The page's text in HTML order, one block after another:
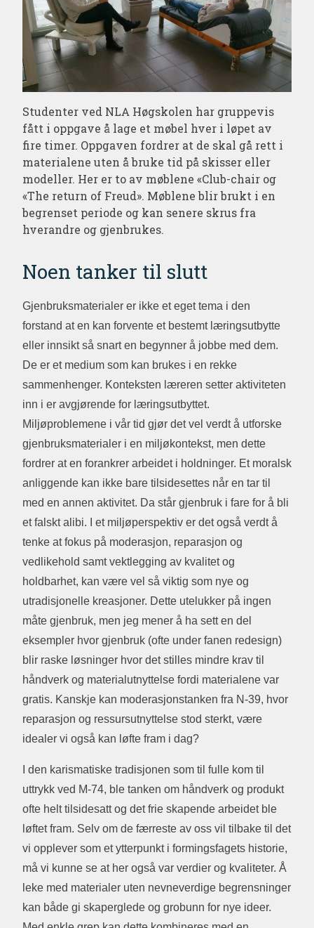
Studenter ved NLA Høgskolen har gruppevis
fått i oppgave å lage et møbel hver i løpet av
fire timer. Oppgaven fordrer at de skal gå rett i
materialene uten å bruke tid på skisser eller
modeller. Her er to av møblene «Club-chair og
«The return of Freud». Møblene blir brukt i en
begrenset periode og kan senere skrus fra
hverandre og gjenbrukes.
Noen tanker til slutt
Gjenbruksmaterialer er ikke et eget tema i den
forstand at en kan forvente et bestemt læringsutbytte
eller innsikt så snart en begynner å jobbe med dem.
De er et medium som kan brukes i en rekke
sammenhenger. Konteksten læreren setter aktiviteten
inn i er avgjørende for læringsutbyttet.
Miljøproblemene i vår tid gjør det vel verdt å utforske
gjenbruksmaterialer i en miljøkontekst, men dette
fordrer at en forankrer arbeidet i holdninger. Et moralsk
anliggende kan ikke bare tilsidesettes når en tar til
med en annen aktivitet. Da står gjenbruk i fare for å bli
et falskt alibi. I et miljøperspektiv er det også verdt å
tenke at fokus på moderasjon, reparasjon og
vedlikehold samt vektlegging av kvalitet og
holdbarhet, kan være vel så viktig som nye og
utradisjonelle kreasjoner. Dette utelukker på ingen
måte gjenbruk, men jeg mener å ha sett en del
eksempler hvor gjenbruk (ofte under fanen redesign)
blir raske løsninger hvor det stilles mindre krav til
håndverk og materialutnyttelse fordi materialene var
gratis. Kanskje kan moderasjonstanken fra N-39, hvor
reparasjon og ressursutnyttelse stod sterkt, være
idealer vi også kan løfte fram i dag?
I den karismatiske tradisjonen som til fulle kom til
uttrykk ved M-74, ble tanken om håndverk og produkt
ofte helt tilsidesatt og det frie skapende arbeidet ble
løftet fram. Selv om de færreste av oss vil tilbake til det
vi opplever som et ytterpunkt i formingsfagets historie,
må vi kunne se at her også var verdier og kvaliteter. Å
leke med materialer uten nevneverdige begrensninger
kan både gi skaperglede og grobunn for nye ideer.